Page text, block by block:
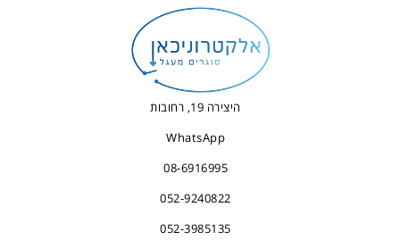
היצירה 19, רחובות
WhatsApp
08-6916995
052-9240822
052-3985135